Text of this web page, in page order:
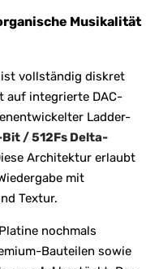
Musikalität
ist vollständig diskret
auf integrierte DAC-
Ladder-
/ 512Fs Delta-
Architektur erlaubt
mit
Textur.
nochmals
Bauteilen sowie